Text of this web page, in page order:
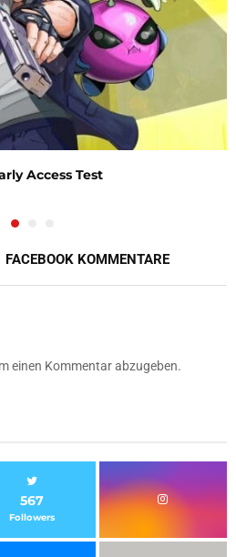
Access Test
FACEBOOK KOMMENTARE
einen Kommentar abzugeben.
567
Followers